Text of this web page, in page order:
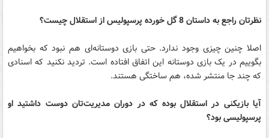
نظرتان راجع به داستان 8 گل خورده پرسپولیس از استقلال چیست؟
اصلا چنین چیزی وجود ندارد. حتی بازی دوستانه‌ای هم نبود که بخواهیم
بگوییم در یک بازی دوستانه این اتفاق افتاده است. تردید نکنید که اسنادی
که چند جا منتشر شده، هم ساختگی هستند.
آیا بازیکنی در استقلال بوده که در دوران مدیریت‌تان دوست داشتید او
پرسپولیسی بود؟